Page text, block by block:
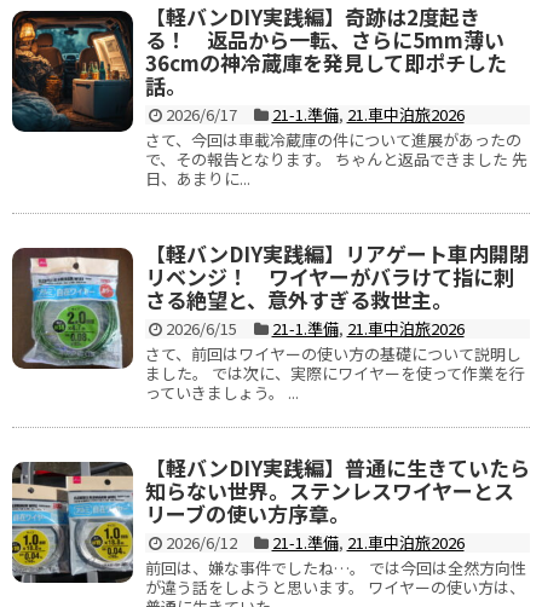
【軽バンDIY実践編】奇跡は2度起き
る！ 返品から一転、さらに5mm薄い
36cmの神冷蔵庫を発見して即ポチした
話。
2026/6/17 21-1.準備, 21.車中泊旅2026
さて、今回は車載冷蔵庫の件について進展があったの
で、その報告となります。 ちゃんと返品できました 先
日、あまりに...
【軽バンDIY実践編】リアゲート車内開閉
リベンジ！ ワイヤーがバラけて指に刺
さる絶望と、意外すぎる救世主。
2026/6/15 21-1.準備, 21.車中泊旅2026
さて、前回はワイヤーの使い方の基礎について説明し
ました。 では次に、実際にワイヤーを使って作業を行
っていきましょう。 ...
【軽バンDIY実践編】普通に生きていたら
知らない世界。ステンレスワイヤーとス
リーブの使い方序章。
2026/6/12 21-1.準備, 21.車中泊旅2026
前回は、嫌な事件でしたね…。 では今回は全然方向性
が違う話をしようと思います。 ワイヤーの使い方は、